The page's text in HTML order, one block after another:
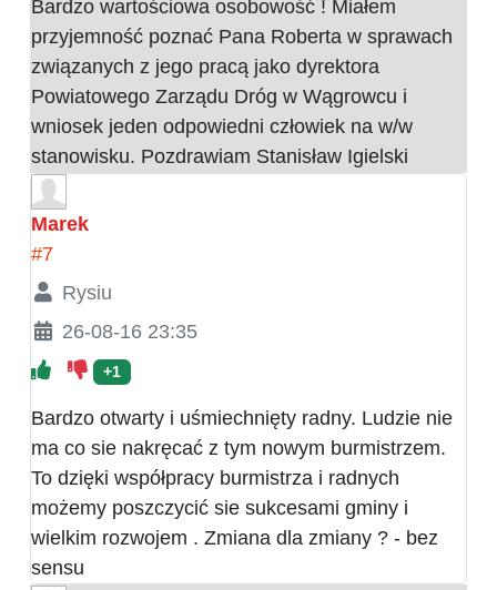
Bardzo wartościowa osobowość ! Miałem
przyjemność poznać Pana Roberta w sprawach
związanych z jego pracą jako dyrektora
Powiatowego Zarządu Dróg w Wągrowcu i
wniosek jeden odpowiedni człowiek na w/w
stanowisku. Pozdrawiam Stanisław Igielski
Marek
#7
Rysiu
26-08-16 23:35
+1
Bardzo otwarty i uśmiechnięty radny. Ludzie nie
ma co sie nakręcać z tym nowym burmistrzem.
To dzięki współpracy burmistrza i radnych
możemy poszczycić sie sukcesami gminy i
wielkim rozwojem . Zmiana dla zmiany ? - bez
sensu